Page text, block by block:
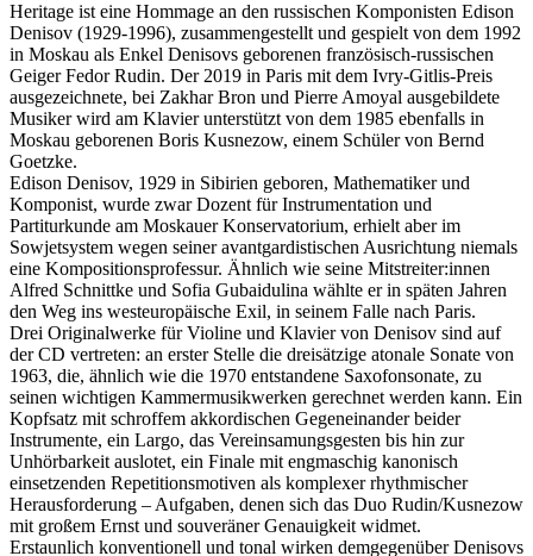
Heritage ist eine Hommage an den russischen Komponisten Edison
Denisov (1929-1996), zusammengestellt und gespielt von dem 1992
in Moskau als Enkel Denisovs geborenen französisch-russischen
Geiger Fedor Rudin. Der 2019 in Paris mit dem Ivry-Gitlis-Preis
ausgezeichnete, bei Zakhar Bron und Pierre Amoyal ausgebildete
Musiker wird am Klavier unterstützt von dem 1985 ebenfalls in
Moskau geborenen Boris Kusnezow, einem Schüler von Bernd
Goetzke.
Edison Denisov, 1929 in Sibirien geboren, Mathematiker und
Komponist, wurde zwar Dozent für Instrumentation und
Partiturkunde am Moskauer Konservatorium, erhielt aber im
Sowjetsystem wegen seiner avantgardistischen Ausrichtung niemals
eine Kompositionsprofessur. Ähnlich wie seine Mitstreiter:innen
Alfred Schnittke und Sofia Gubaidulina wählte er in späten Jahren
den Weg ins westeuropäische Exil, in seinem Falle nach Paris.
Drei Originalwerke für Violine und Klavier von Denisov sind auf
der CD vertreten: an erster Stelle die dreisätzige atonale Sonate von
1963, die, ähnlich wie die 1970 entstandene Saxofonsonate, zu
seinen wichtigen Kammermusikwerken gerechnet werden kann. Ein
Kopfsatz mit schroffem akkordischen Gegeneinander beider
Instrumente, ein Largo, das Vereinsamungsgesten bis hin zur
Unhörbarkeit auslotet, ein Finale mit engmaschig kanonisch
einsetzenden Repetitionsmotiven als komplexer rhythmischer
Herausforderung – Aufgaben, denen sich das Duo Rudin/Kusnezow
mit großem Ernst und souveräner Genauigkeit widmet.
Erstaunlich konventionell und tonal wirken demgegenüber Denisovs